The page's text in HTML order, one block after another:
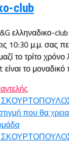
club
ελληναδικο-
10:30 μ.μ. σας
το τρίτο χρόνο
το μοναδικό